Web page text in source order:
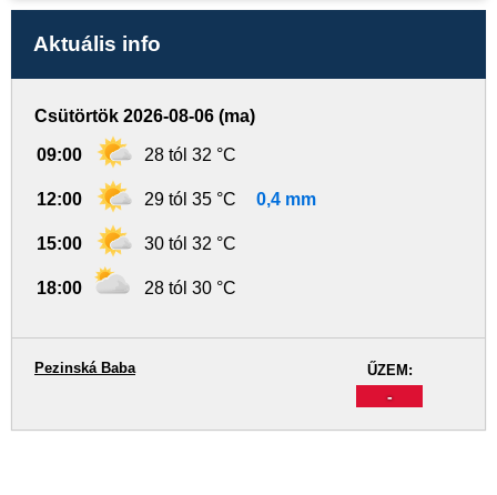
Aktuális info
Csütörtök 2026-08-06 (ma)
09:00 28 tól 32 °C
12:00 29 tól 35 °C 0,4 mm
15:00 30 tól 32 °C
18:00 28 tól 30 °C
ŰZEM:
-
Pezinská Baba